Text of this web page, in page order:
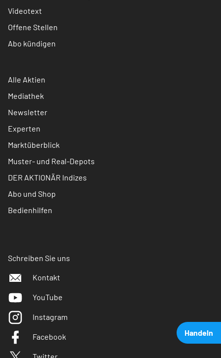
Handeln
Videotext
Offene Stellen
Abo kündigen
Alle Aktien
Mediathek
Newsletter
Experten
Marktüberblick
Muster- und Real-Depots
DER AKTIONÄR Indizes
Abo und Shop
Bedienhilfen
Schreiben Sie uns
Kontakt
YouTube
Instagram
Facebook